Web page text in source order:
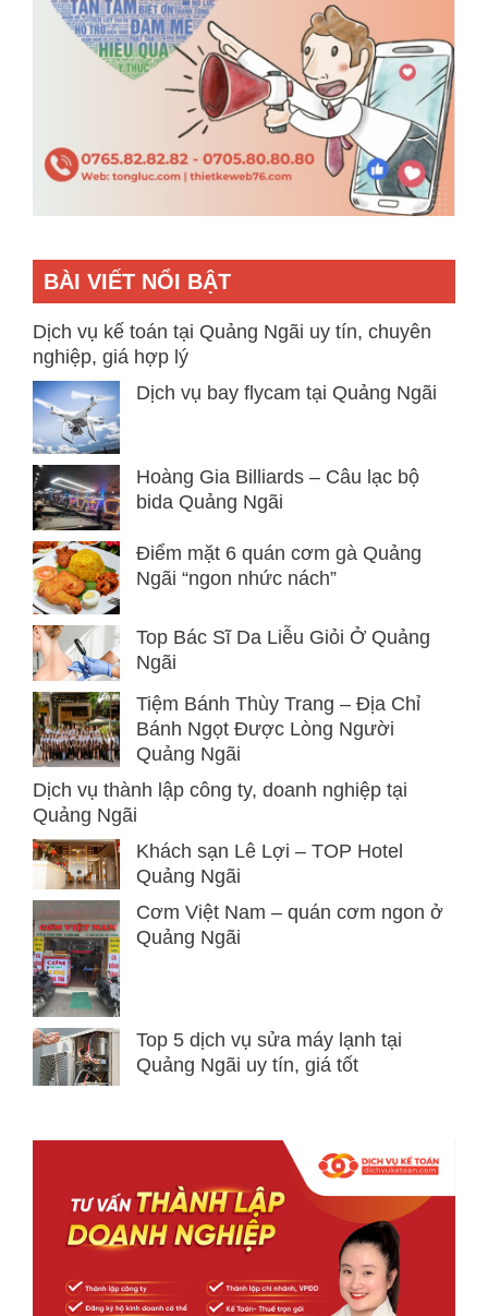
BÀI VIẾT NỔI BẬT
Dịch vụ kế toán tại Quảng Ngãi uy tín, chuyên
nghiệp, giá hợp lý
Dịch vụ bay flycam tại Quảng Ngãi
Hoàng Gia Billiards – Câu lạc bộ
bida Quảng Ngãi
Điểm mặt 6 quán cơm gà Quảng
Ngãi “ngon nhức nách”
Top Bác Sĩ Da Liễu Giỏi Ở Quảng
Ngãi
Tiệm Bánh Thùy Trang – Địa Chỉ
Bánh Ngọt Được Lòng Người
Quảng Ngãi
Dịch vụ thành lập công ty, doanh nghiệp tại
Quảng Ngãi
Khách sạn Lê Lợi – TOP Hotel
Quảng Ngãi
Cơm Việt Nam – quán cơm ngon ở
Quảng Ngãi
Top 5 dịch vụ sửa máy lạnh tại
Quảng Ngãi uy tín, giá tốt